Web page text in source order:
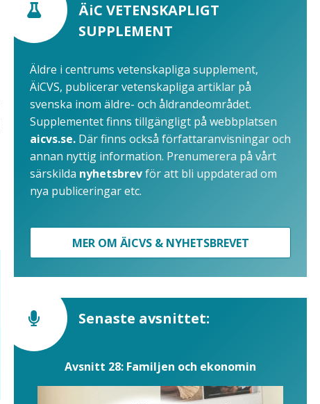
ÄiC VETENSKAPLIGT
SUPPLEMENT
Äldre i centrums vetenskapliga supplement,
ÄiCVS, publicerar vetenskapliga artiklar på
svenska inom äldre- och åldrandeområdet.
Supplementet finns tillgängligt på webbplatsen
aicvs.se. Där finns också författaranvisningar och
annan nyttig information. Prenumerera på vårt
särskilda nyhetsbrevför att bli uppdaterad om
nya publiceringar etc.
MER OM ÄICVS & NYHETSBREVET
Senaste avsnittet:
Avsnitt 28: Familjen och ekonomin